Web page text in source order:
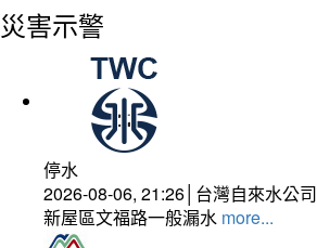
災害示警
停水
2026-08-06, 21:26│台灣自來水公司
新屋區文福路一般漏水 more...